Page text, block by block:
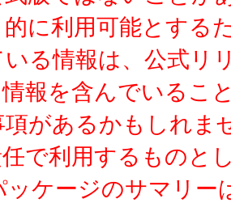
に利用可能とする
る情報は、公式リ
報を含んでいるこ
があるかもしれま
で利用するものと
ケージのサマリー